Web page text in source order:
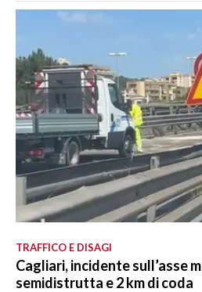
TRAFFICO E DISAGI
Cagliari, incidente sull’asse
semidistrutta e 2 km di coda